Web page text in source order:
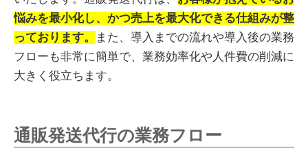
悩みを最小化し、かつ売上を最大化できる仕組みが整
っております。
また、導入までの流れや導入後の業務
フローも非常に簡単で、業務効率化や人件費の削減に
大きく役立ちます。
通販発送代行の業務フロー